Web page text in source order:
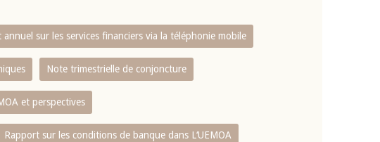
annuel sur les services financiers via la téléphonie mobile
Note trimestrielle de conjoncture
et perspectives
Rapport sur les conditions de banque dans L‘UEMOA